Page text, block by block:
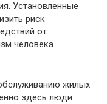
Установленные
риск
от
человека
жилых
здесь люди